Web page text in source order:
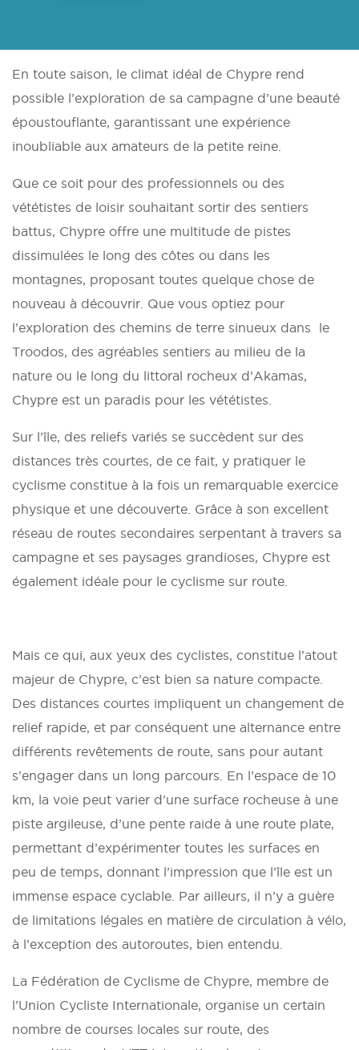
En toute saison, le climat idéal de Chypre rend
possible l’exploration de sa campagne d’une beauté
époustouflante, garantissant une expérience
inoubliable aux amateurs de la petite reine.
Que ce soit pour des professionnels ou des
vététistes de loisir souhaitant sortir des sentiers
battus, Chypre offre une multitude de pistes
dissimulées le long des côtes ou dans les
montagnes, proposant toutes quelque chose de
nouveau à découvrir. Que vous optiez pour
l’exploration des chemins de terre sinueux dans le
Troodos, des agréables sentiers au milieu de la
nature ou le long du littoral rocheux d’Akamas,
Chypre est un paradis pour les vététistes.
Sur l’île, des reliefs variés se succèdent sur des
distances très courtes, de ce fait, y pratiquer le
cyclisme constitue à la fois un remarquable exercice
physique et une découverte. Grâce à son excellent
réseau de routes secondaires serpentant à travers sa
campagne et ses paysages grandioses, Chypre est
également idéale pour le cyclisme sur route.
Mais ce qui, aux yeux des cyclistes, constitue l’atout
majeur de Chypre, c’est bien sa nature compacte.
Des distances courtes impliquent un changement de
relief rapide, et par conséquent une alternance entre
différents revêtements de route, sans pour autant
s’engager dans un long parcours. En l’espace de 10
km, la voie peut varier d’une surface rocheuse à une
piste argileuse, d’une pente raide à une route plate,
permettant d’expérimenter toutes les surfaces en
peu de temps, donnant l’impression que l’île est un
immense espace cyclable. Par ailleurs, il n’y a guère
de limitations légales en matière de circulation à vélo,
à l’exception des autoroutes, bien entendu.
La Fédération de Cyclisme de Chypre, membre de
l’Union Cycliste Internationale, organise un certain
nombre de courses locales sur route, des